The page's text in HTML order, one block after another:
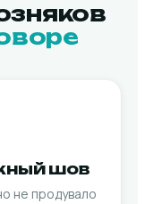
шов
не продувало